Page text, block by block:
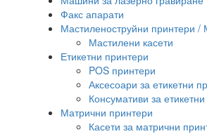
Факс апарати
Мастиленоструйни принтери
Мастилени касети
Етикетни принтери
POS принтери
Аксесоари за етикетни
Консумативи за
Матрични принтери
Касети за матрични